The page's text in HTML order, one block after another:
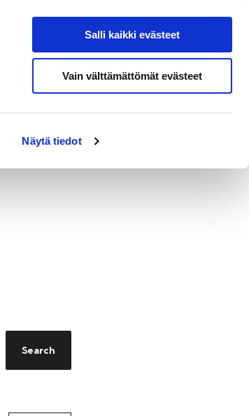
Näytä tiedot
Salli kaikki evästeet
Vain välttämättömät evästeet
Search from site
Search